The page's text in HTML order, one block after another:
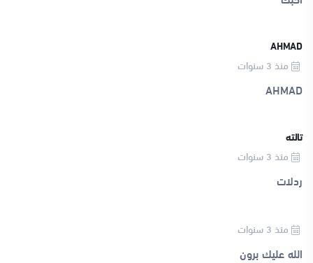
AHMAD
منذ 3 سنوات
AHMAD
تالته
منذ 3 سنوات
ردلات
منذ 3 سنوات
الله عليك برون